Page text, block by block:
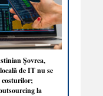
Şovrea,
de IT nu se
costurilor;
la